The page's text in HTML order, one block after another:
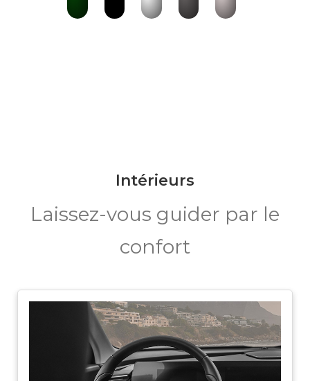
Intérieurs
Laissez-vous guider par le
confort